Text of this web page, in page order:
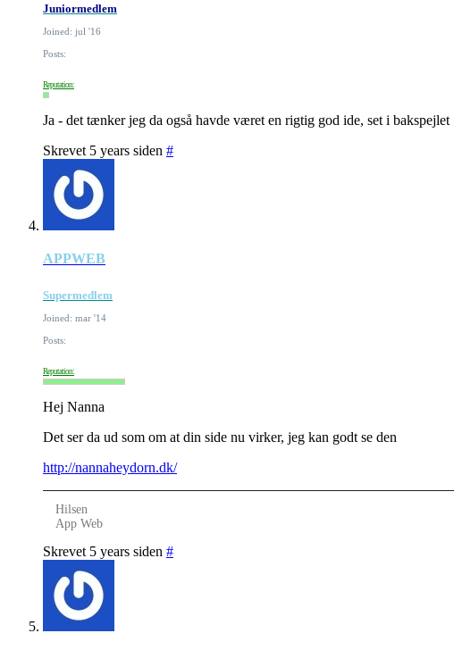
Juniormedlem
Joined: jul '16
Posts:
Reputation:
Ja - det tænker jeg da også havde været en rigtig god ide, set i
Skrevet 5 years siden #
APPWEB
Supermedlem
Joined: mar '14
Posts:
Reputation:
Hej Nanna
Det ser da ud som om at din side nu virker, jeg kan godt se den
http://nannaheydorn.dk/
Hilsen
App Web
Skrevet 5 years siden #